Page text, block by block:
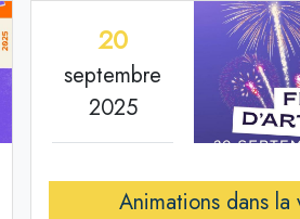
20
septembre
2025
Animations dans la